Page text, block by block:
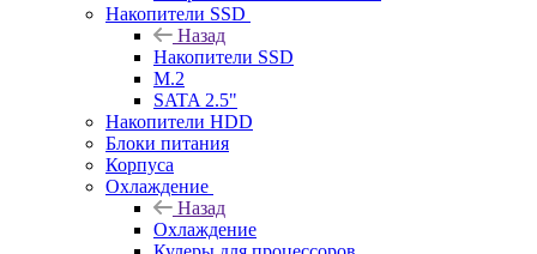
Накопители SSD
Назад
Накопители SSD
M.2
SATA 2.5"
Накопители HDD
Блоки питания
Корпуса
Охлаждение
Назад
Охлаждение